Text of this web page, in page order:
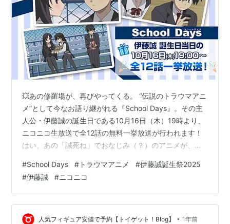
💥あの修羅場が、再びやってくる。 “伝説のトラウマアニ
メ”として今なお語り継がれる『School Days』。その主
人公・伊藤誠の誕生日である10月16日（木）19時より、
ニコニコ生放送で全12話の無料一挙放送が行われます！
はい、あの「誠死ね」でおなじみ（？）のアニメが、今
祭”、2025年も開催決定です！ 🎞『School Days』とは
──恋愛アニメの皮をかぶった衝撃作 2007年に放送され
たTVアニメ『School Days』は、同名の恋愛アドベンチ
ャーゲームを原作とする作品。普通の恋愛ストーリー……
かと思いきや、物語が進むごとにどんどん…
#School Days # トラウマアニメ #伊藤誠誕生祭2025
#伊藤誠 #ニコニコ
人気フィギュア安値で予約【トイゲット！Blog】 • 1年前